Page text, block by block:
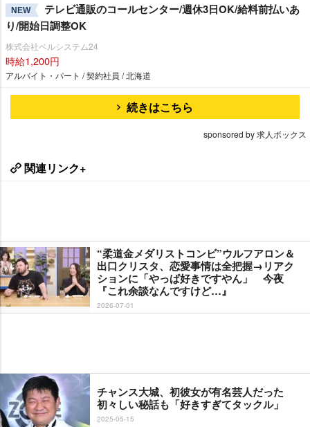
NEW
テレビ通販のコールセンター/週休3日OK/給料前払いあ
り/開始日調整OK
株式会社ベルシステム24
時給1,200円
アルバイト・パート / 契約社員 / 北海道
続きはこちら
sponsored by 求人ボックス
関連リンク+
“柔道金メダリストコンビ”ウルフアロン＆
出口クリスタ、恋愛事情は全把握→リアク
ションに「やっぱ好きですやん」 今夜
『これ余談なんですけど…』
2026-07-01
チャンス大城、初彼女が有名芸人だった
初々しい秘話も「好きすぎてタックル」
2025-05-15